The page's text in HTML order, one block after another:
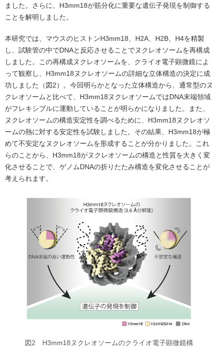
ました。さらに、H3mm18が筋分化に重要な遺伝子発現を制御する
ことを解明しました。
本研究では、マウスのヒストンH3mm18、H2A、H2B、H4を精製
し、試験管の中でDNAと反応させることでヌクレオソームを再構成
しました。この再構成ヌクレオソームを、クライオ電子顕微鏡によ
って観察し、H3mm18ヌクレオソームの詳細な立体構造の決定に成
功しました（図2）。今回明らかとなった立体構造から、通常型のヌ
クレオソームと比べて、H3mm18ヌクレオソームではDNA末端領域
がフレキシブルに運動していることが明らかになりました。また、
ヌクレオソームの構造安定性を調べるために、H3mm18ヌクレオソ
ームの熱に対する安定性を試験しました。その結果、H3mm18が極
めて不安定なヌクレオソームを形成することが分かりました。これ
らのことから、H3mm18がヌクレオソームの構造と性質を大きく変
化させることで、ゲノムDNAの折りたたみ構造を変化させることが
考えられます。
図2 H3mm18ヌクレオソームのクライオ電子顕微鏡構